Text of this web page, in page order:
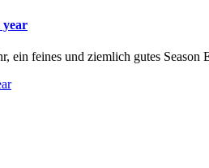
year
ein feines und ziemlich gutes